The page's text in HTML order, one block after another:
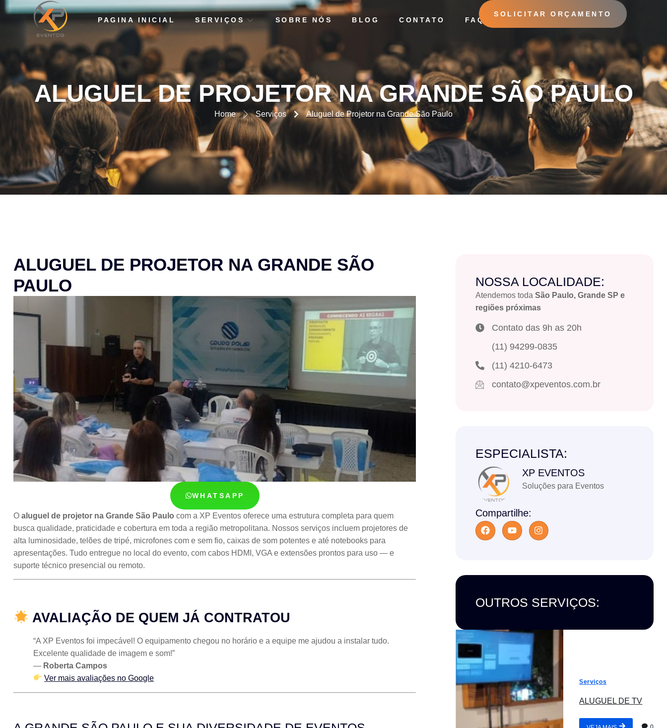
PAGINA INICIAL SERVIÇOS SOBRE NÓS BLOG CONTATO FAQ
SOLICITAR ORÇAMENTO
ALUGUEL DE PROJETOR NA GRANDE SÃO PAULO
ALUGUEL DE PROJETOR NA GRANDE SÃO PAULO
Home Serviços Aluguel de Projetor na Grande São Paulo
ALUGUEL DE PROJETOR NA GRANDE SÃO
PAULO
WHATSAPP
O aluguel de projetor na Grande São Paulo com a XP Eventos oferece uma estrutura completa para quem
busca qualidade, praticidade e cobertura em toda a região metropolitana. Nossos serviços incluem projetores de
alta luminosidade, telões de tripé, microfones com e sem fio, caixas de som potentes e até notebooks para
apresentações. Tudo entregue no local do evento, com cabos HDMI, VGA e extensões prontos para uso — e
suporte técnico presencial ou remoto.
AVALIAÇÃO DE QUEM JÁ CONTRATOU
“A XP Eventos foi impecável! O equipamento chegou no horário e a equipe me ajudou a instalar tudo.
Excelente qualidade de imagem e som!”
— Roberta Campos
Ver mais avaliações no Google
NOSSA LOCALIDADE:
Atendemos todaSão Paulo, Grande SP e
regiões próximas
Contato das 9h as 20h
(11) 94299-0835
(11) 4210-6473
contato@xpeventos.com.br
ESPECIALISTA:
XP EVENTOS
Soluções para Eventos
Compartilhe:
OUTROS SERVIÇOS:
Serviços
ALUGUEL DE TV